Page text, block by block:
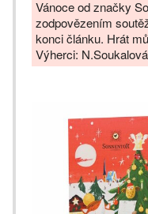
Vánoce od značky
zodpovězením
konci článku. Hrát
Výherci: